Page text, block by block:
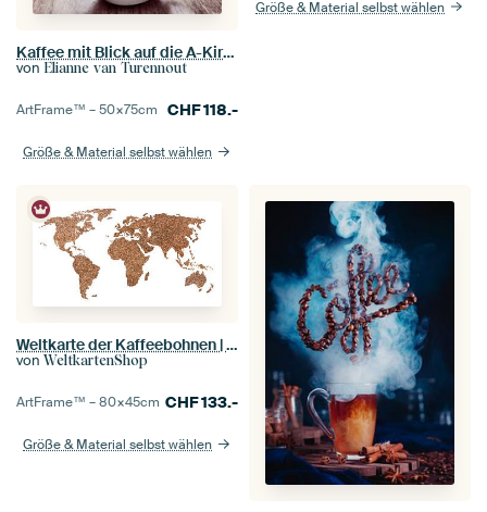
Kaffee mit Blick auf die A-Kirche – Groningen an der Wand
von Elianne van Turennout
ArtFrame™ –50×75cm CHF118.-
Größe & Material selbst wählen
Größe & Material selbst wählen
Weltkarte der Kaffeebohnen | Collage
von WeltkartenShop
ArtFrame™ –80×45cm CHF133.-
Größe & Material selbst wählen